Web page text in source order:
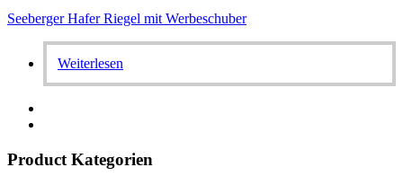
Seeberger Hafer Riegel mit Werbeschuber
Weiterlesen
Product Kategorien